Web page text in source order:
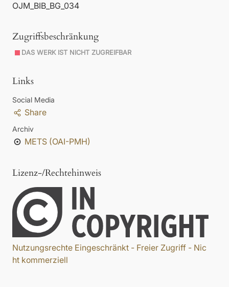
OJM_BIB_BG_034
Zugriffsbeschränkung
DAS WERK IST NICHT ZUGREIFBAR
Links
Social Media
Share
Archiv
METS (OAI-PMH)
Lizenz-/Rechtehinweis
Nutzungsrechte Eingeschränkt - Freier Zugriff - Nic
ht kommerziell